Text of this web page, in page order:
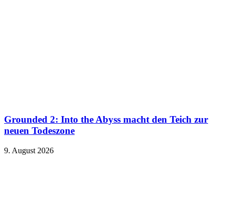
Grounded 2: Into the Abyss macht den Teich zur
neuen Todeszone
9. August 2026